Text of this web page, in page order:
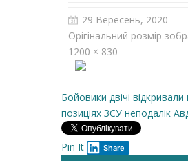
29 Вересень, 2020
Орігінальний розмір
1200 × 830
Бойовики двічі
позиціях ЗСУ неподалік
Pin It Share